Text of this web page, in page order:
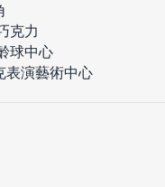
克力
球中心
表演藝術中心